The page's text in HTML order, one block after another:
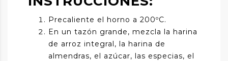
Precaliente el horno a 200ºC.
En un tazón grande, mezcla la harina
de arroz integral, la harina de
almendras, el azúcar, las especias, el